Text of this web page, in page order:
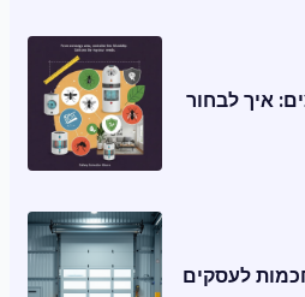
איך לבחור
לעסקים